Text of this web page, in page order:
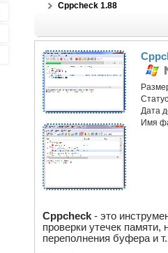
Cppcheck 1.88
Дата
Имя
Cppcheck - это
проверки утечек памяти,
переполнения буфера и